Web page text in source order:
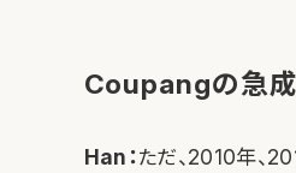
Coupangの急成
Han：ただ、2010年、